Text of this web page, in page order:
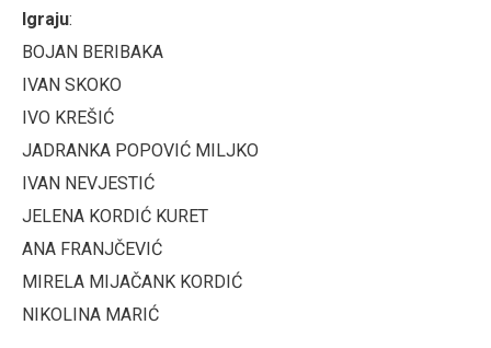
Igraju:
BOJAN BERIBAKA
IVAN SKOKO
IVO KREŠIĆ
JADRANKA POPOVIĆ MILJKO
IVAN NEVJESTIĆ
JELENA KORDIĆ KURET
ANA FRANJČEVIĆ
MIRELA MIJAČANK KORDIĆ
NIKOLINA MARIĆ